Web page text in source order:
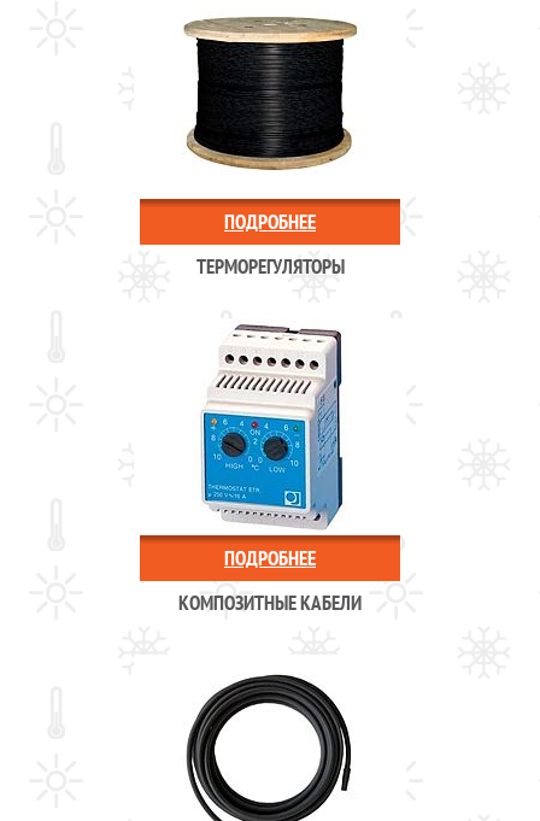
ПОДРОБНЕЕ
ТЕРМОРЕГУЛЯТОРЫ
ПОДРОБНЕЕ
КОМПОЗИТНЫЕ КАБЕЛИ